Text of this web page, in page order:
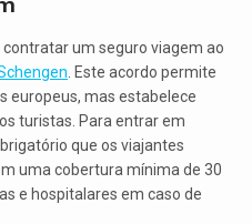
um seguro viagem ao
. Este acordo permite
europeus, mas estabelece
turistas. Para entrar em
que os viajantes
uma cobertura mínima de 30
e hospitalares em caso de